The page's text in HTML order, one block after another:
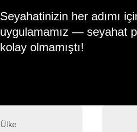
Seyahatinizin her adımı
uygulamamız — seyahat
kolay olmamıştı!
Ülke